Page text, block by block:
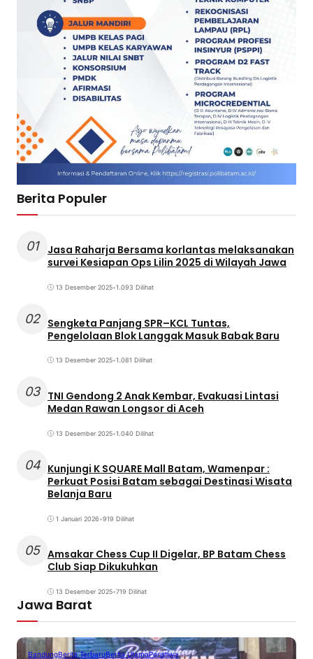
Berita Populer
01
Jasa Raharja Bersama korlantas melaksanakan
survei Kesiapan Ops Lilin 2025 di Wilayah Jawa
13 Desember 2025•1.093 Dilihat
02 Sengketa Panjang SPR–KCL Tuntas,
Pengelolaan Blok Langgak Masuk Babak Baru
13 Desember 2025•1.081 Dilihat
03 TNI Gendong 2 Anak Kembar, Evakuasi Lintasi
Medan Rawan Longsor di Aceh
13 Desember 2025•1.040 Dilihat
04 Kunjungi K SQUARE Mall Batam, Wamenpar :
Perkuat Posisi Batam sebagai Destinasi Wisata
Belanja Baru
1 Januari 2026•919 Dilihat
05 Amsakar Chess Cup II Digelar, BP Batam Chess
Club Siap Dikukuhkan
13 Desember 2025•719 Dilihat
Jawa Barat
BandungBerita TerbaruBerita UtamaPeristiwa